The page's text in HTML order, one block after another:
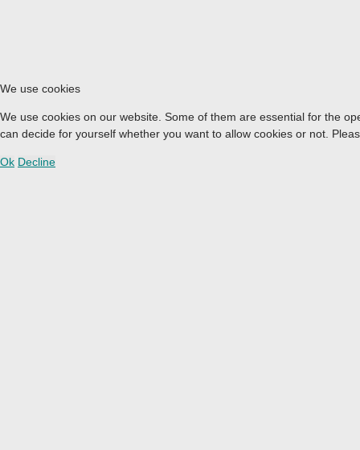
We use cookies
We use cookies on our website. Some of them are essential for the
can decide for yourself whether you want to allow cookies or not.
Ok Decline